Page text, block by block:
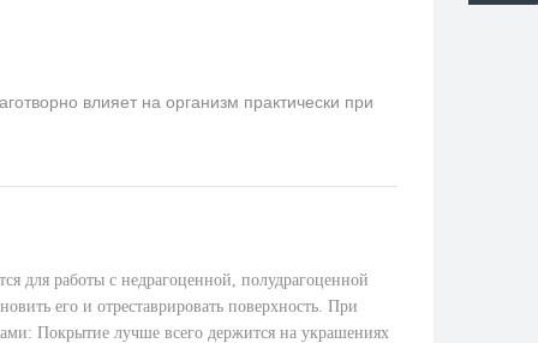
влияет на организм практически при
для работы с недрагоценной, полудрагоценной
его и отреставрировать поверхность. При
Покрытие лучше всего держится на украшениях